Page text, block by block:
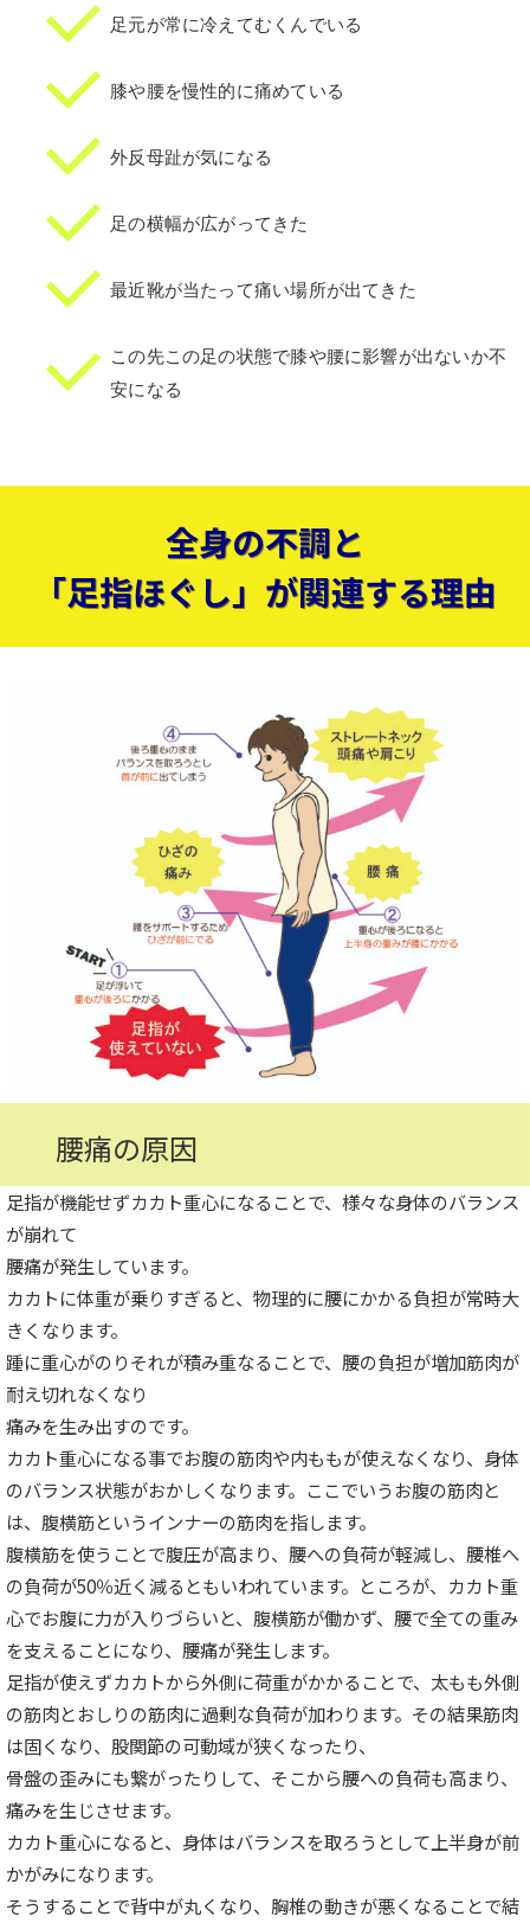
足元が常に冷えてむくんでいる
膝や腰を慢性的に痛めている
外反母趾が気になる
足の横幅が広がってきた
最近靴が当たって痛い場所が出てきた
この先この足の状態で膝や腰に影響が出ないか不
安になる
全身の不調と
「足指ほぐし」が関連する理由
腰痛の原因
足指が機能せずカカト重心になることで、様々な身体のバランス
が崩れて
腰痛が発生しています。
カカトに体重が乗りすぎると、物理的に腰にかかる負担が常時大
きくなります。
踵に重心がのりそれが積み重なることで、腰の負担が増加筋肉が
耐え切れなくなり
痛みを生み出すのです。
カカト重心になる事でお腹の筋肉や内ももが使えなくなり、身体
のバランス状態がおかしくなります。ここでいうお腹の筋肉と
は、腹横筋というインナーの筋肉を指します。
腹横筋を使うことで腹圧が高まり、腰への負荷が軽減し、腰椎へ
の負荷が50％近く減るともいわれています。ところが、カカト重
心でお腹に力が入りづらいと、腹横筋が働かず、腰で全ての重み
を支えることになり、腰痛が発生します。
足指が使えずカカトから外側に荷重がかかることで、太もも外側
の筋肉とおしりの筋肉に過剰な負荷が加わります。その結果筋肉
は固くなり、股関節の可動域が狭くなったり、
骨盤の歪みにも繋がったりして、そこから腰への負荷も高まり、
痛みを生じさせます。
カカト重心になると、身体はバランスを取ろうとして上半身が前
かがみになります。
そうすることで背中が丸くなり、胸椎の動きが悪くなることで結